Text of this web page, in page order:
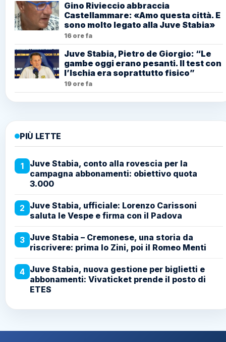
Gino Rivieccio abbraccia
Castellammare: «Amo questa città. E
sono molto legato alla Juve Stabia»
16 ore fa
Juve Stabia, Pietro de Giorgio: “Le
gambe oggi erano pesanti. Il test con
l’Ischia era soprattutto fisico”
19 ore fa
PIÙ LETTE
1
Juve Stabia, conto alla rovescia per la
campagna abbonamenti: obiettivo quota
3.000
2 Juve Stabia, ufficiale: Lorenzo Carissoni
saluta le Vespe e firma con il Padova
3 Juve Stabia – Cremonese, una storia da
riscrivere: prima lo Zini, poi il Romeo Menti
4 Juve Stabia, nuova gestione per biglietti e
abbonamenti: Vivaticket prende il posto di
ETES